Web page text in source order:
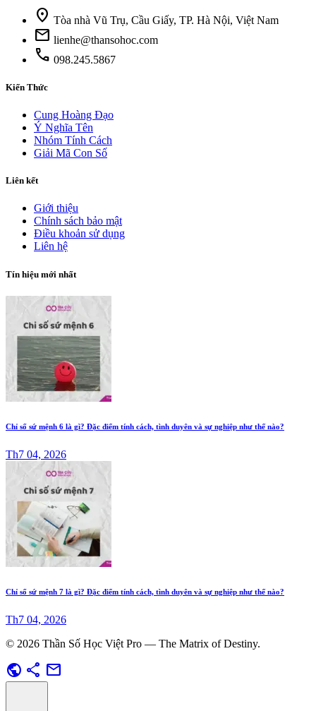
location_on Tòa nhà Vũ Trụ, Cầu Giấy, TP. Hà Nội, Việt Nam
mail lienhe@thansohoc.com
phone 098.245.5867
Kiến Thức
Cung Hoàng Đạo
Ý Nghĩa Tên
Nhóm Tính Cách
Giải Mã Con Số
Liên kết
Giới thiệu
Chính sách bảo mật
Điều khoản sử dụng
Liên hệ
Tín hiệu mới nhất
Chỉ số sứ mệnh 6 là gì? Đặc điểm tính cách, tình duyên và sự nghiệp như thế nào?
Th7 04, 2026
Chỉ số sứ mệnh 7 là gì? Đặc điểm tính cách, tình duyên và sự nghiệp như thế nào?
Th7 04, 2026
© 2026 Thần Số Học Việt Pro — The Matrix of Destiny.
public share mail